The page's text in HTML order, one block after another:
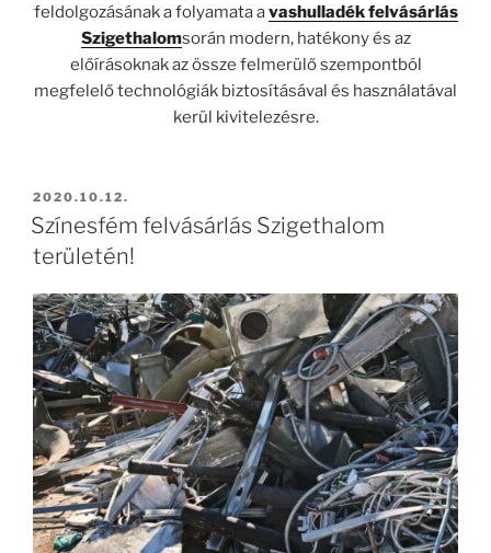
feldolgozásának a folyamata avashulladék felvásárlás
Szigethalomsorán modern, hatékony és az
előírásoknak az össze felmerülő szempontból
megfelelő technológiák biztosításával és használatával
kerül kivitelezésre.
BEKÜLDVE:
2020.10.12.
Színesfém felvásárlás Szigethalom
területén!